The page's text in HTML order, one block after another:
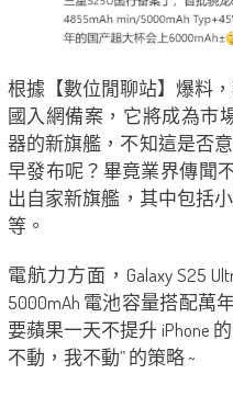
根據【數位閒聊站】爆料，
國入網備案，它將成為市
器的新旗艦，不知這是否意
早發布呢？畢竟業界傳聞
出自家新旗艦，其中包括小
等。
電航力方面，Galaxy S25
5000mAh 電池容量搭配萬
要蘋果一天不提升 iPhone
不動，我不動” 的策略 ~